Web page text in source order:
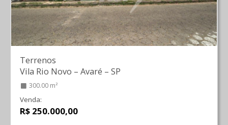
Terrenos
Vila Rio Novo – Avaré – SP
300.00 m²
Venda:
R$ 250.000,00